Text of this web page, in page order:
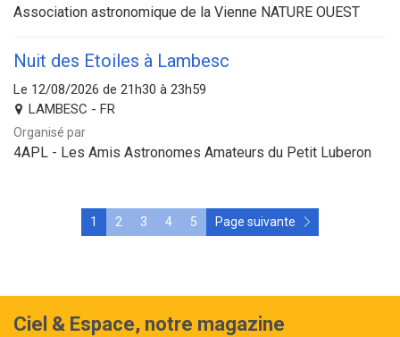
Association astronomique de la Vienne NATURE OUEST
Nuit des Etoiles à Lambesc
Le 12/08/2026 de 21h30 à 23h59
LAMBESC - FR
Organisé par
4APL - Les Amis Astronomes Amateurs du Petit Luberon
1 2 3 4 5 Page suivante
Ciel & Espace, notre magazine